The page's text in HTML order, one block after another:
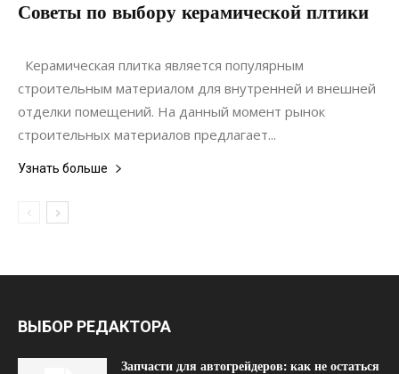
Советы по выбору керамической плтики
15.03.2022 0
Керамическая плитка является популярным
строительным материалом для внутренней и внешней
отделки помещений. На данный момент рынок
строительных материалов предлагает...
Узнать больше
ВЫБОР РЕДАКТОРА
Запчасти для автогрейдеров: как не остаться